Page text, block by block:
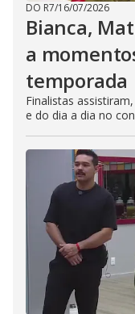
DO R7/16/07/2026
Bianca,
a
temporada
Finalistas
e do dia a dia no